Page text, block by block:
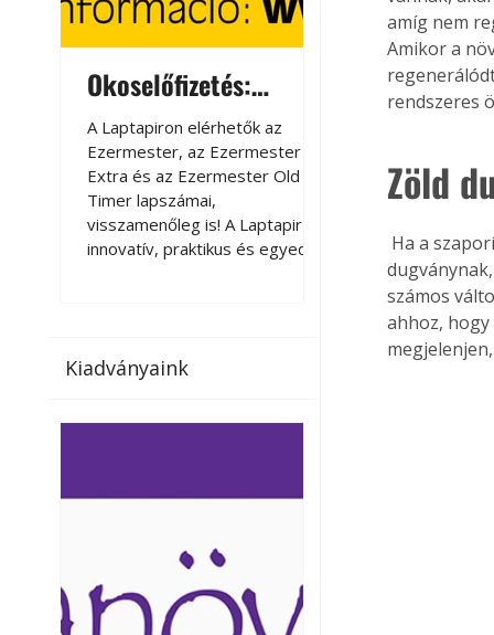
Okoselőfizetés:
Ezermester Extra
A Laptapiron elérhetők az
Ezermester, az Ezermester
Extra és az Ezermester Old
Timer lapszámai,
visszamenőleg is! A Laptapir új,
innovatív, praktikus és egyedi
az otthonában, útközben vagy
elérhetők lapszámaink. Bárhol,
Okoselőfizetés
Extra és az
Timer lapszámai,
innovatív, praktikus
megoldás a
magazinok digitális
számítógépen,
vagy táblagépen.
Kiadványaink
amíg nem
Amikor a
rendszeres
Zöld
számos
ahhoz,